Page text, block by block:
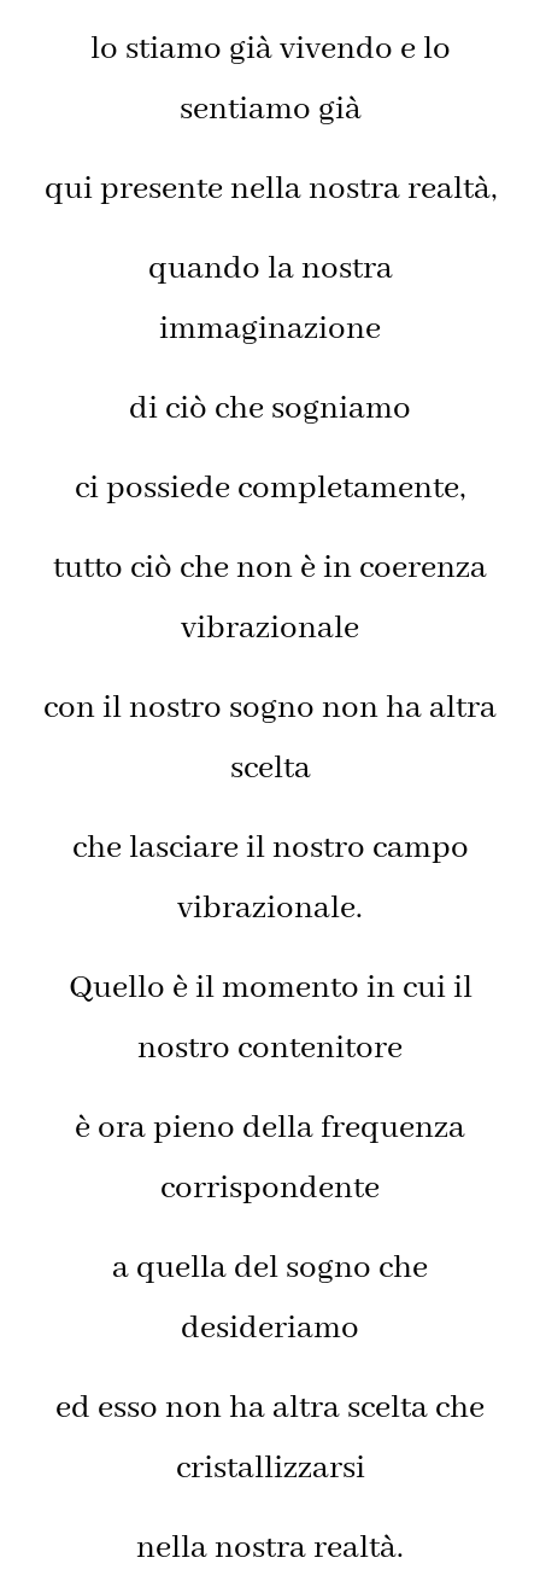
lo stiamo già vivendo e lo
sentiamo già
qui presente nella nostra realtà,
quando la nostra
immaginazione
di ciò che sogniamo
ci possiede completamente,
tutto ciò che non è in coerenza
vibrazionale
con il nostro sogno non ha altra
scelta
che lasciare il nostro campo
vibrazionale.
Quello è il momento in cui il
nostro contenitore
è ora pieno della frequenza
corrispondente
a quella del sogno che
desideriamo
ed esso non ha altra scelta che
cristallizzarsi
nella nostra realtà.